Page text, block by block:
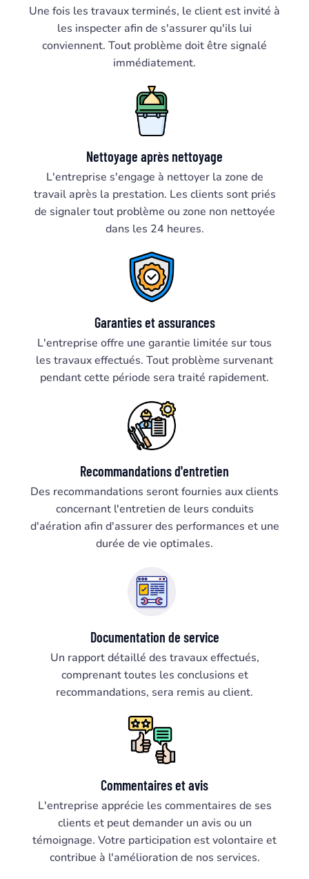
Une fois les travaux terminés, le client est invité à
les inspecter afin de s'assurer qu'ils lui
conviennent. Tout problème doit être signalé
immédiatement.
Nettoyage après nettoyage
L'entreprise s'engage à nettoyer la zone de
travail après la prestation. Les clients sont priés
de signaler tout problème ou zone non nettoyée
dans les 24 heures.
Garanties et assurances
L'entreprise offre une garantie limitée sur tous
les travaux effectués. Tout problème survenant
pendant cette période sera traité rapidement.
Recommandations d'entretien
Des recommandations seront fournies aux clients
concernant l'entretien de leurs conduits
d'aération afin d'assurer des performances et une
durée de vie optimales.
Documentation de service
Un rapport détaillé des travaux effectués,
comprenant toutes les conclusions et
recommandations, sera remis au client.
Commentaires et avis
L'entreprise apprécie les commentaires de ses
clients et peut demander un avis ou un
témoignage. Votre participation est volontaire et
contribue à l'amélioration de nos services.